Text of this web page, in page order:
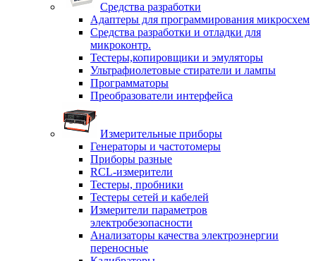
Средства разработки
Адаптеры для программирования микросхем
Средства разработки и отладки для
микроконтр.
Тестеры,копировщики и эмуляторы
Ультрафиолетовые стиратели и лампы
Программаторы
Преобразователи интерфейса
Измерительные приборы
Генераторы и частотомеры
Приборы разные
RCL-измерители
Тестеры, пробники
Тестеры сетей и кабелей
Измерители параметров
электробезопасности
Анализаторы качества электроэнергии
переносные